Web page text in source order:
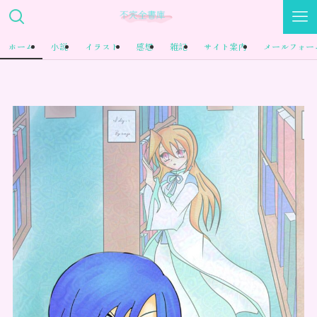
ホーム 小説 イラスト 感想 雑記 サイト案内 メールフォー